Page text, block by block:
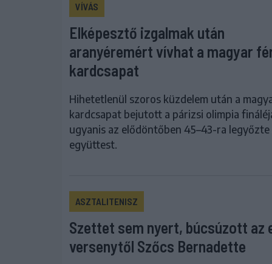
VÍVÁS
Elképesztő izgalmak után
aranyéremért vívhat a magyar
kardcsapat
Hihetetlenül szoros küzdelem után a
kardcsapat bejutott a párizsi olimpia
ugyanis az elődöntőben 45–43-ra legyőzte
együttest.
ASZTALITENISZ
Szettet sem nyert, búcsúzott az
versenytől Szőcs Bernadette